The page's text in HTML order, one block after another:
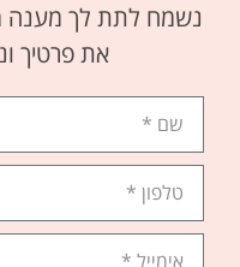
נשמח לתת לך מענה
את פרטיך